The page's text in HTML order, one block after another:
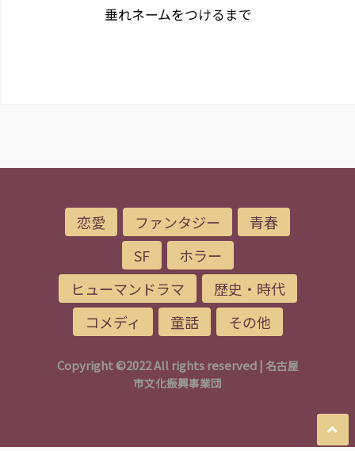
垂れネームをつけるまで
恋愛 ファンタジー
青春
SF
ホラー
ヒューマンドラマ
歴史・時代
コメディ
童話 その他
Copyright ©2022 All rights reserved | 名古屋
市文化振興事業団